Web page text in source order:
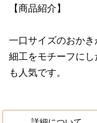
【商品紹介】
一口サイズのおか
細工をモチーフに
も人気です。